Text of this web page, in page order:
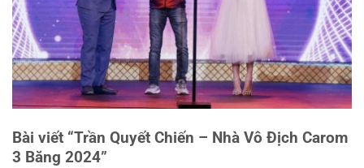
Bài viết “Trần Quyết Chiến – Nhà Vô Địch Carom
3 Băng 2024”